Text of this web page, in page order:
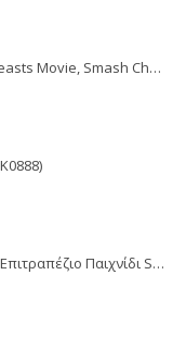
Transformers Rise of the Beasts Movie, Smash Changer Optimus Prime
Giochi Preziosi Original Set Επιτραπέζιο Παιχνίδι Subbuteo